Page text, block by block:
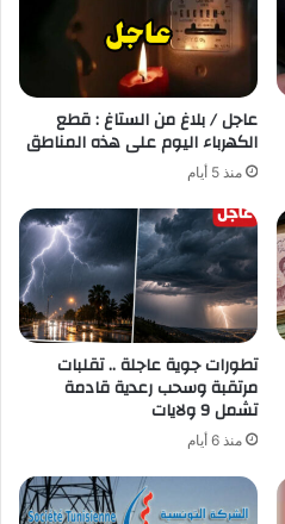
عاجل / بلاغ من الستاغ : قطع
الكهرباء اليوم على هذه المناطق
منذ 5 أيام
تطورات جوية عاجلة .. تقلبات
مرتقبة وسحب رعدية قادمة
تشمل 9 ولايات
منذ 6 أيام